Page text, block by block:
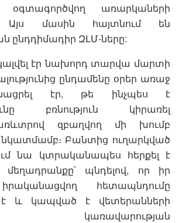
առարկաների
Այս մասին հայտնում են
ընդդիմադիր ԶԼՄ-ները:
էր նախորդ տարվա մարտի
ընդամենը օրեր առաջ
էր, թե ինչպես է
բռնություն կիրառել
զբաղվող մի խումբ
Բանտից ուղարկված
նա կտրականապես հերքել է
պնդելով, որ իր
հետապնդումը
և կապված է վետերանների
կառավարության